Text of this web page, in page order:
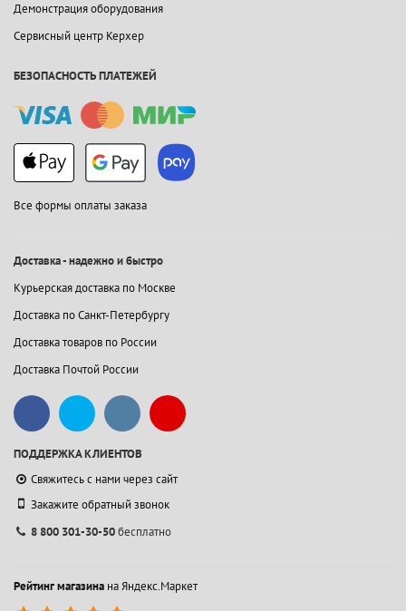
Демонстрация оборудования
Сервисный центр Керхер
БЕЗОПАСНОСТЬ ПЛАТЕЖЕЙ
Все формы оплаты заказа
Доставка - надежно и быстро
Курьерская доставка по Москве
Доставка по Санкт-Петербургу
Доставка товаров по России
Доставка Почтой России
ПОДДЕРЖКА КЛИЕНТОВ
Свяжитесь с нами через сайт
Закажите обратный звонок
8 800 301-30-50бесплатно
Рейтинг магазина на Яндекс.Маркет